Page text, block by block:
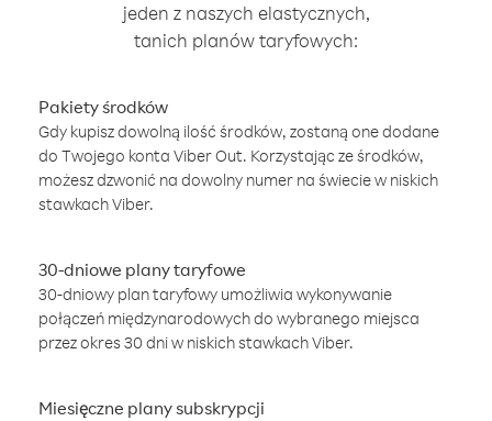
jeden z naszych elastycznych,
tanich planów taryfowych:
Pakiety środków
Gdy kupisz dowolną ilość środków, zostaną one dodane
do Twojego konta Viber Out. Korzystając ze środków,
możesz dzwonić na dowolny numer na świecie w niskich
stawkach Viber.
30-dniowe plany taryfowe
30-dniowy plan taryfowy umożliwia wykonywanie
połączeń międzynarodowych do wybranego miejsca
przez okres 30 dni w niskich stawkach Viber.
Miesięczne plany subskrypcji